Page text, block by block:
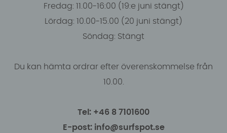
Fredag: 11.00-16:00 (19:e juni stängt)
Lördag: 10.00-15.00 (20 juni stängt)
Söndag: Stängt
Du kan hämta ordrar efter överenskommelse från
10.00.
Tel: +46 8 7101600
E-post: info@surfspot.se